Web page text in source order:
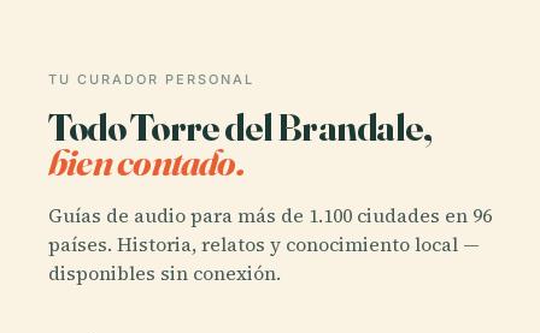
TU CURADOR PERSONAL
Todo Torre del Brandale,
bien contado.
Guías de audio para más de 1.100 ciudades en 96
países. Historia, relatos y conocimiento local —
disponibles sin conexión.